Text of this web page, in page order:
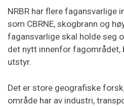
NRBR har flere fagansvarlige
som CBRNE, skogbrann og
fagansvarlige skal holde seg
det nytt innenfor fagområdet,
utstyr.
Det er store geografiske
område har av industri,